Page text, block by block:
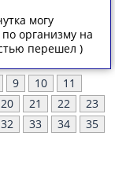
могу
организму на
перешел )
9 10
11
20 21 22
23
32 33 34
35